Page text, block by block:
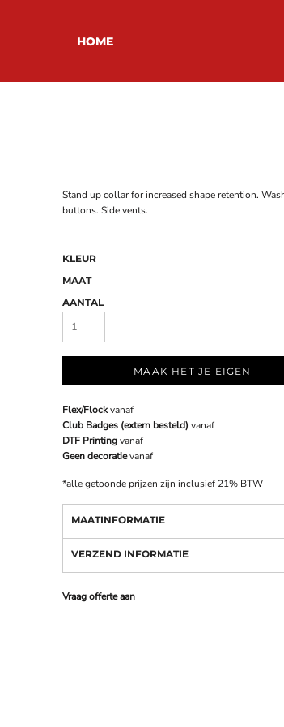
HOME
Stand up collar for increased shape retention.
buttons. Side vents.
KLEUR
MAAT
AANTAL
MAAK HET JE EIGEN
Flex/Flockvanaf
Club Badges (extern besteld) vanaf
DTF Printingvanaf
Geen decoratievanaf
*alle getoonde prijzen zijn inclusief 21% BTW
MAATINFORMATIE
VERZEND INFORMATIE
Vraag offerte aan